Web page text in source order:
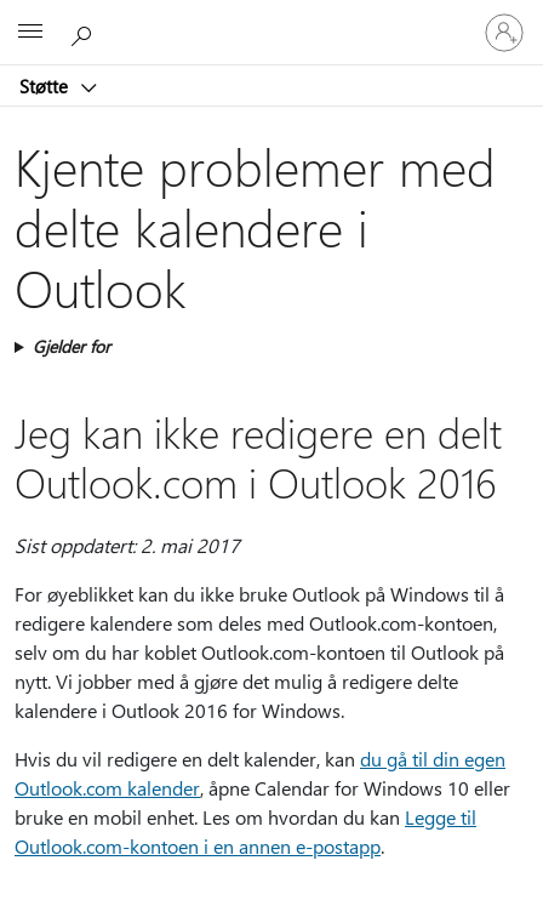
Støtte
Logg
på
kontoen
Kjente problemer med
delte kalendere i
Outlook
Gjelder for
Jeg kan ikke redigere en delt
Outlook.com i Outlook 2016
Sist oppdatert: 2. mai 2017
For øyeblikket kan du ikke bruke Outlook på Windows til å
redigere kalendere som deles med Outlook.com-kontoen,
selv om du har koblet Outlook.com-kontoen til Outlook på
nytt. Vi jobber med å gjøre det mulig å redigere delte
kalendere i Outlook 2016 for Windows.
Hvis du vil redigere en delt kalender, kan du gå til din egen
Outlook.com kalender, åpne Calendar for Windows 10 eller
bruke en mobil enhet. Les om hvordan du kan Legge til
Outlook.com-kontoen i en annen e-postapp.